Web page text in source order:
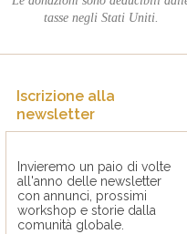
tasse negli Stati Uniti.
Iscrizione alla
newsletter
Invieremo un paio di volte
all'anno delle newsletter
con annunci, prossimi
workshop e storie dalla
comunità globale.